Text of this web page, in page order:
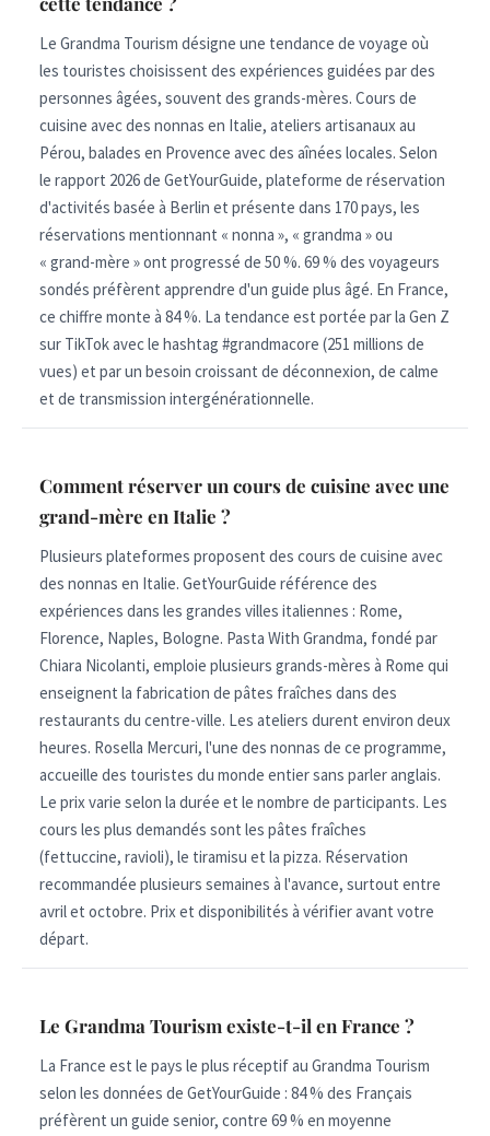
Le Grandma Tourism désigne une tendance de voyage où
les touristes choisissent des expériences guidées par des
personnes âgées, souvent des grands-mères. Cours de
cuisine avec des nonnas en Italie, ateliers artisanaux au
Pérou, balades en Provence avec des aînées locales. Selon
le rapport 2026 de GetYourGuide, plateforme de réservation
d'activités basée à Berlin et présente dans 170 pays, les
réservations mentionnant « nonna », « grandma » ou
« grand-mère » ont progressé de 50 %. 69 % des voyageurs
sondés préfèrent apprendre d'un guide plus âgé. En France,
ce chiffre monte à 84 %. La tendance est portée par la Gen Z
sur TikTok avec le hashtag #grandmacore (251 millions de
vues) et par un besoin croissant de déconnexion, de calme
et de transmission intergénérationnelle.
Comment réserver un cours de cuisine avec une
grand-mère en Italie ?
Plusieurs plateformes proposent des cours de cuisine avec
des nonnas en Italie. GetYourGuide référence des
expériences dans les grandes villes italiennes : Rome,
Florence, Naples, Bologne. Pasta With Grandma, fondé par
Chiara Nicolanti, emploie plusieurs grands-mères à Rome qui
enseignent la fabrication de pâtes fraîches dans des
restaurants du centre-ville. Les ateliers durent environ deux
heures. Rosella Mercuri, l'une des nonnas de ce programme,
accueille des touristes du monde entier sans parler anglais.
Le prix varie selon la durée et le nombre de participants. Les
cours les plus demandés sont les pâtes fraîches
(fettuccine, ravioli), le tiramisu et la pizza. Réservation
recommandée plusieurs semaines à l'avance, surtout entre
avril et octobre. Prix et disponibilités à vérifier avant votre
départ.
Le Grandma Tourism existe-t-il en France ?
La France est le pays le plus réceptif au Grandma Tourism
selon les données de GetYourGuide : 84 % des Français
préfèrent un guide senior, contre 69 % en moyenne